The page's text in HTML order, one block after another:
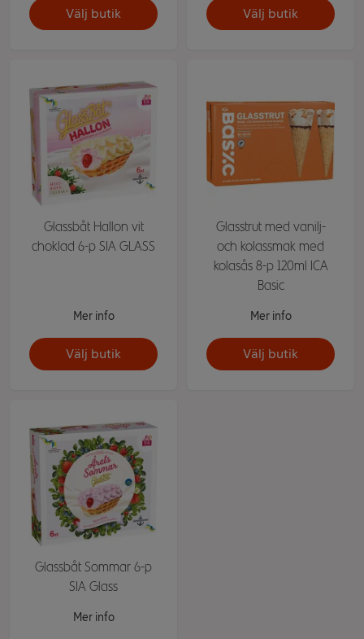
Välj butik Välj butik
Glassbåt Hallon vit
choklad 6-p SIA GLASS
Mer info
Välj butik
Glasstrut med vanilj-
och kolassmak med
kolasås 8-p 120ml ICA
Basic
Mer info
Välj butik
Glassbåt Sommar 6-p
SIA Glass
Mer info